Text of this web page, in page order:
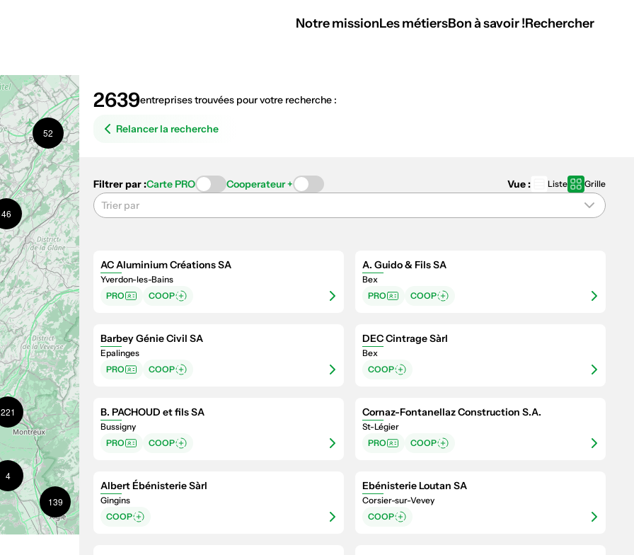
Notre missionLes métiersBon à savoir !Rechercher
4
23
139
46
52
221
2639entreprises trouvées pour votre recherche :
Relancer la recherche
Filtrer par :Carte PRO Cooperateur + Vue : Liste Grille
Trier par
AC Aluminium Créations SA
Yverdon-les-Bains
PRO
COOP
A. Guido & Fils SA
Bex
PRO
COOP
Barbey Génie Civil SA
Epalinges
PRO
COOP
DEC Cintrage Sàrl
Bex
COOP
B. PACHOUD et fils SA
Bussigny
PRO
COOP
Cornaz-Fontanellaz Construction S.A.
St-Légier
PRO
COOP
Albert Ébénisterie Sàrl
Gingins
COOP
Ebénisterie Loutan SA
Corsier-sur-Vevey
COOP